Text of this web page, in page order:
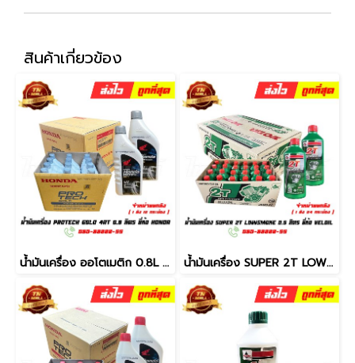
สินค้าเกี่ยวข้อง
น้ำมันเครื่อง ออโตเมติก 0.8L ยี่ห้อ Honda (จำหน่ายยกลัง) น้ำมันเครื่อง SUPER 2T LOW SMOKE 0.5ลิตร ยี่ห้อ Veloil (จำหน่าย ยกลัง)